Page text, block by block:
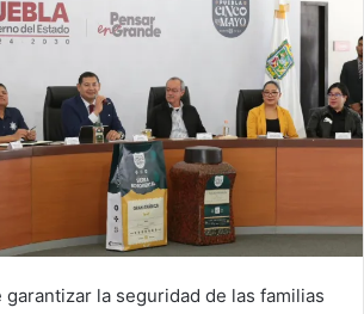
la seguridad de las familias